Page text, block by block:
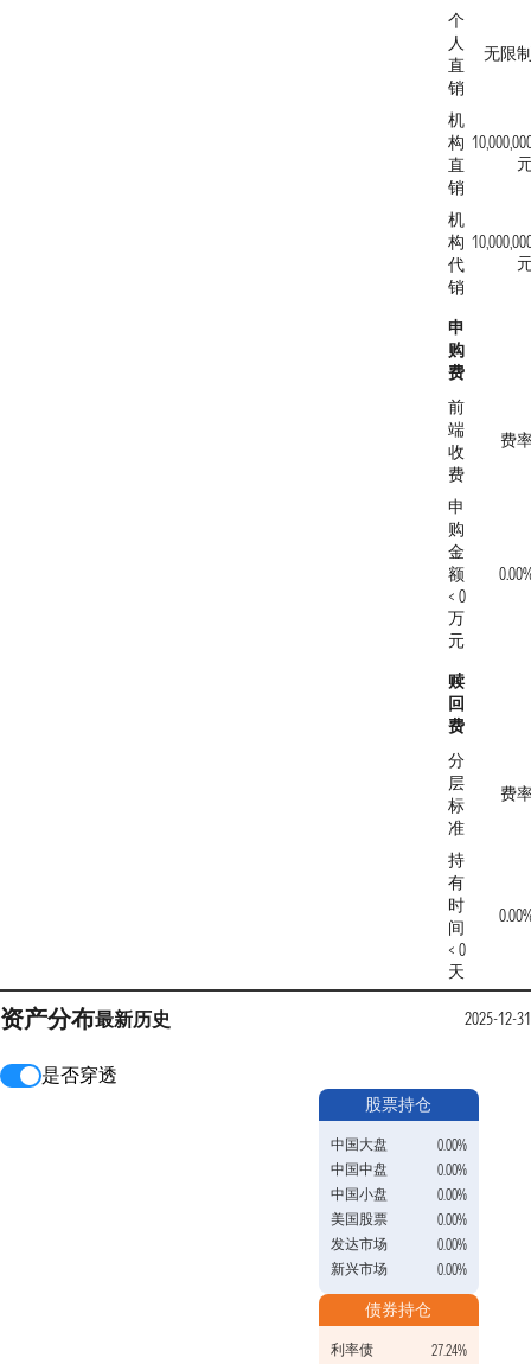
个
人
直
销
无限
机
构
直
销
机
构
代
销
申
购
费
前
端
收
费
费
申
购
金
额
< 0
万
元
赎
回
费
分
层
标
准
费
持
有
时
间
< 0
天
资产分布最新历史 2025-12-31
是否穿透
股票持仓
中国大盘
0.00%
中国中盘
0.00%
中国小盘
0.00%
美国股票
0.00%
发达市场
0.00%
新兴市场
0.00%
债券持仓
利率债
27.24%